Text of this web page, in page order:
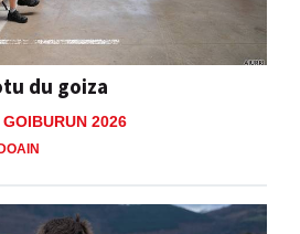
du goiza
2026